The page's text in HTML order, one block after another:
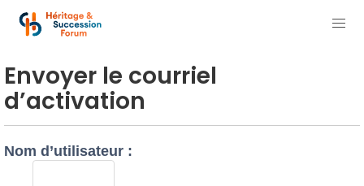
Envoyer le courriel
d’activation
Nom d’utilisateur :